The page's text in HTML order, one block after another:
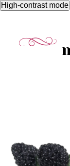
High-contrast mode